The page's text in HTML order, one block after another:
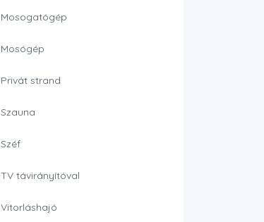
Mosogatógép
Mosógép
Privát strand
Szauna
Széf
TV távirányítóval
Vitorláshajó